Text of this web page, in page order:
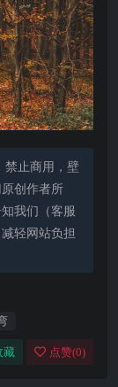
禁止商用，壁
创作者所
我们（客服
轻网站负担
藏 点赞(0)